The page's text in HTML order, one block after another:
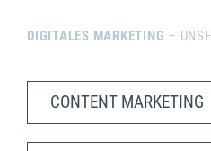
DIGITALES MARKETING –
CONTENT MARKETING